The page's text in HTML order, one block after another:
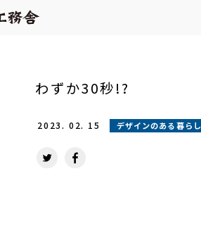
わずか30秒!?
2023. 02. 15 デザインのある暮らし